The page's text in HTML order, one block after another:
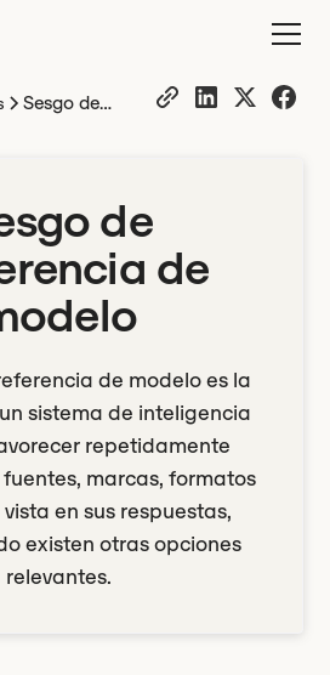
Sesgo de
de
de
de modelo es la
sistema de inteligencia
repetidamente
marcas, formatos
en sus respuestas,
existen otras opciones
relevantes.